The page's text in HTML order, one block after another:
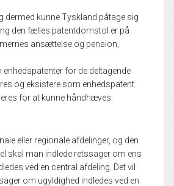
kunne Tyskland påtage sig
den fælles patentdomstol er på
ansættelse og pension,
for de deltagende
og eksistere som enhedspatent
for at kunne håndhæves.
eller regionale afdelinger, og den
skal man indlede retssager om ens
ved en central afdeling. Det vil
om ugyldighed indledes ved en